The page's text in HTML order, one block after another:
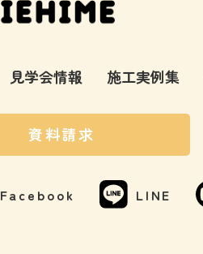
見学会情報 施工実例集
資料請求
Facebook LINE